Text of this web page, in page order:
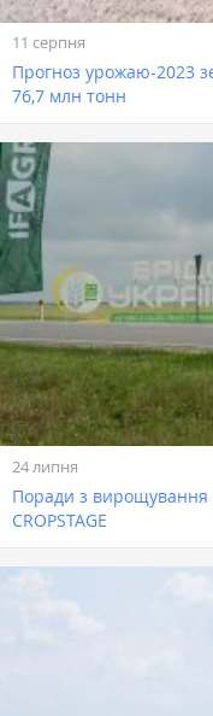
11 серпня
Прогноз урожаю-2023
76,7 млн тонн
24 липня
Поради з вирощування
CROPSTAGE